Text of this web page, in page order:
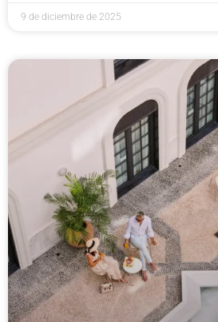
9 de diciembre de 2025